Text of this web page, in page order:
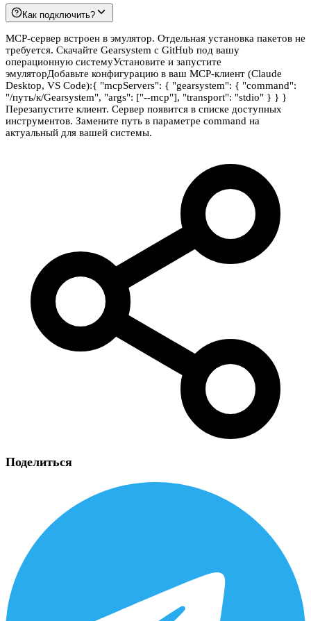
Как подключить?
MCP-сервер встроен в эмулятор. Отдельная установка пакетов не
требуется. Скачайте Gearsystem с GitHub под вашу
операционную системуУстановите и запустите
эмуляторДобавьте конфигурацию в ваш MCP-клиент (Claude
Desktop, VS Code):{ "mcpServers": { "gearsystem": { "command":
"/путь/к/Gearsystem", "args": ["--mcp"], "transport": "stdio" } } }
Перезапустите клиент. Сервер появится в списке доступных
инструментов. Замените путь в параметре command на
актуальный для вашей системы.
Поделиться